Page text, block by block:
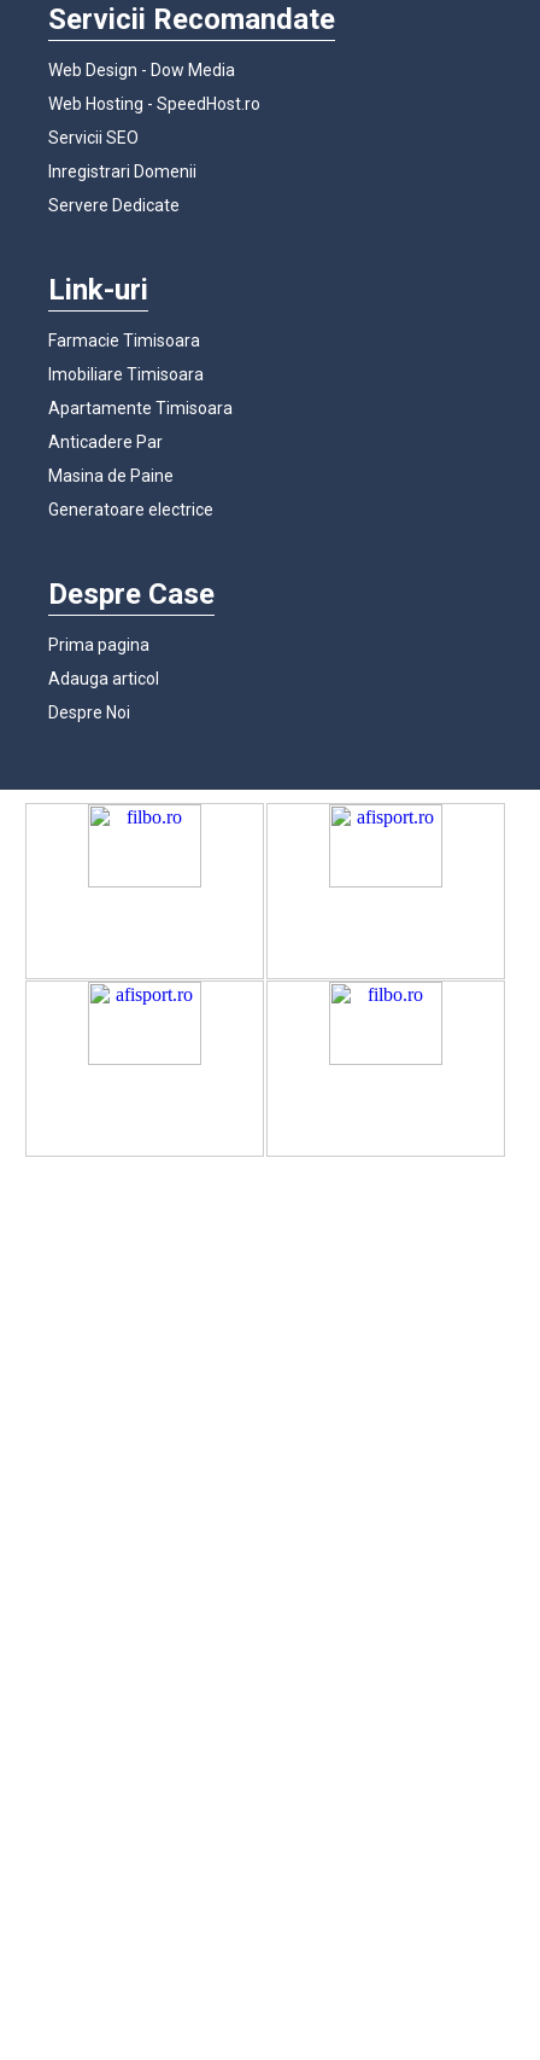
Servicii Recomandate
Web Design - Dow Media
Web Hosting - SpeedHost.ro
Servicii SEO
Inregistrari Domenii
Servere Dedicate
Link-uri
Farmacie Timisoara
Imobiliare Timisoara
Apartamente Timisoara
Anticadere Par
Masina de Paine
Generatoare electrice
Despre Case
Prima pagina
Adauga articol
Despre Noi